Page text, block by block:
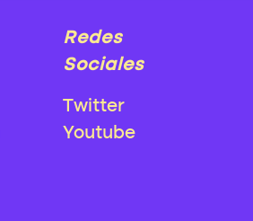
Redes
Sociales
Twitter
Youtube